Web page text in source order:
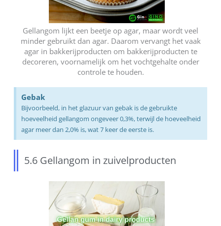
Gellangom lijkt een beetje op agar, maar wordt veel
minder gebruikt dan agar. Daarom vervangt het vaak
agar in bakkerijproducten om bakkerijproducten te
decoreren, voornamelijk om het vochtgehalte onder
controle te houden.
Gebak
Bijvoorbeeld, in het glazuur van gebak is de gebruikte
hoeveelheid gellangom ongeveer 0,3%, terwijl de hoeveelheid
agar meer dan 2,0% is, wat 7 keer de eerste is.
5.6 Gellangom in zuivelproducten